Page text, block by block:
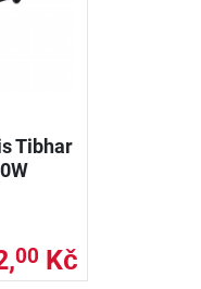
Tibhar
00 Kč